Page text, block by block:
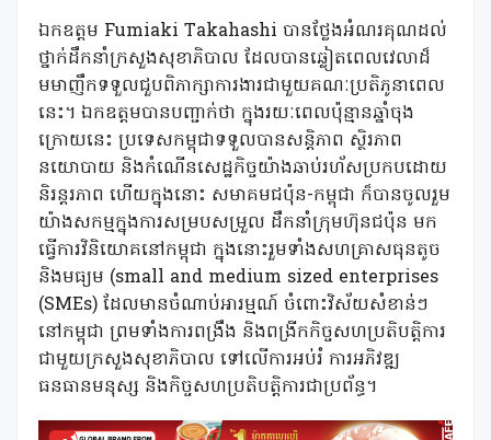
ឯកឧត្តម Fumiaki Takahashi បានថ្លែងអំណរគុណដល់
ថ្នាក់ដឹកនាំក្រសួងសុខាភិបាល ដែលបានឆ្លៀតពេលវេលាដ៏
មមាញឹកទទួលជួបពិភាក្សាការងារជាមួយគណៈប្រតិភូនាពេល
នេះ។ ឯកឧត្តមបានបញ្ជាក់ថា ក្នុងរយៈពេលប៉ុន្មានឆ្នាំចុង
ក្រោយនេះ ប្រទេសកម្ពុជាទទួលបានសន្តិភាព ស្ថិរភាព
នយោបាយ និងកំណើនសេដ្ឋកិច្ចយ៉ាងឆាប់រហ័សប្រកបដោយ
និរន្តរភាព ហើយក្នុងនោះ សមាគមជប៉ុន-កម្ពុជា ក៏បានចូលរួម
យ៉ាងសកម្មក្នុងការសម្របសម្រួល ដឹកនាំក្រុមហ៊ុនជប៉ុន មក
ធ្វើការវិនិយោគនៅកម្ពុជា ក្នុងនោះរួមទាំងសហគ្រាសធុនតូច
និងមធ្យម (small and medium sized enterprises
(SMEs) ដែលមានចំណាប់អារម្មណ៍ ចំពោះវិស័យសំខាន់ៗ
នៅកម្ពុជា ព្រមទាំងការពង្រឹង និងពង្រីកកិច្ចសហប្រតិបត្តិការ
ជាមួយក្រសួងសុខាភិបាល ទៅលើការអប់រំ ការអភិវឌ្ឍ
ធនធានមនុស្ស និងកិច្ចសហប្រតិបត្តិការជាប្រព័ន្ធ។